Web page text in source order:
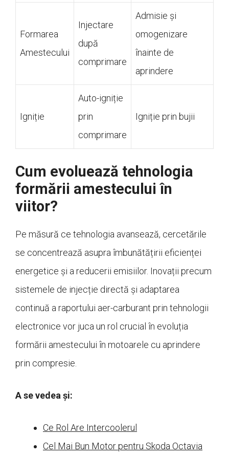
Formarea
Amestecului
Injectare
după
comprimare
Admisie și
omogenizare
înainte de
aprindere
Igniție
Auto-igniție
prin
comprimare
Igniție prin bujii
Cum evoluează tehnologia
formării amestecului în
viitor?
Pe măsură ce tehnologia avansează, cercetările
se concentrează asupra îmbunătățirii eficienței
energetice și a reducerii emisiilor. Inovații precum
sistemele de injecție directă și adaptarea
continuă a raportului aer-carburant prin tehnologii
electronice vor juca un rol crucial în evoluția
formării amestecului în motoarele cu aprindere
prin compresie.
A se vedea și:
Ce Rol Are Intercoolerul
Cel Mai Bun Motor pentru Skoda Octavia